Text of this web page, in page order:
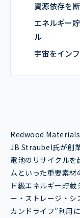
資源依存を
エネルギー
ル
宇宙をイン
Redwood
JB Straubel氏が創
電池のリサイクル
ムといった重要素材
ド級エネルギー貯
ー・ストレージ・シ
カンドライフ”利用